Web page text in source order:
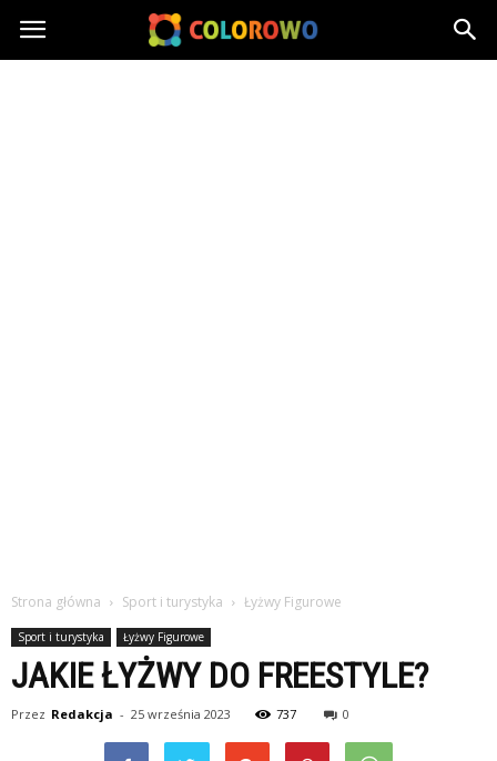
Colorowo.pl
Strona główna Sport i turystyka Łyżwy Figurowe
Sport i turystyka Łyżwy Figurowe
JAKIE ŁYŻWY DO FREESTYLE?
Przez Redakcja - 25 września 2023 737 0